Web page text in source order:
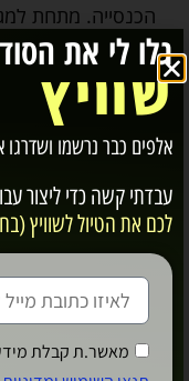
הכנסייה. מתחת
העיר העתיקה.
אוסף
am
גלו לי את
שוויץ
אלפים כבר נרשמו ושדרגו
עבדתי קשה כדי ליצור
לכם את הטיול לשוויץ
מאשר.ת קבלת מידע